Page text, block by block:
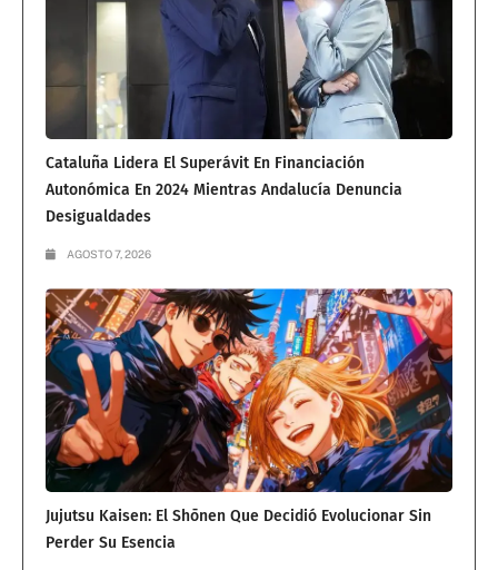
Cataluña Lidera El Superávit En Financiación
Autonómica En 2024 Mientras Andalucía Denuncia
Desigualdades
AGOSTO 7, 2026
Jujutsu Kaisen: El Shōnen Que Decidió Evolucionar Sin
Perder Su Esencia